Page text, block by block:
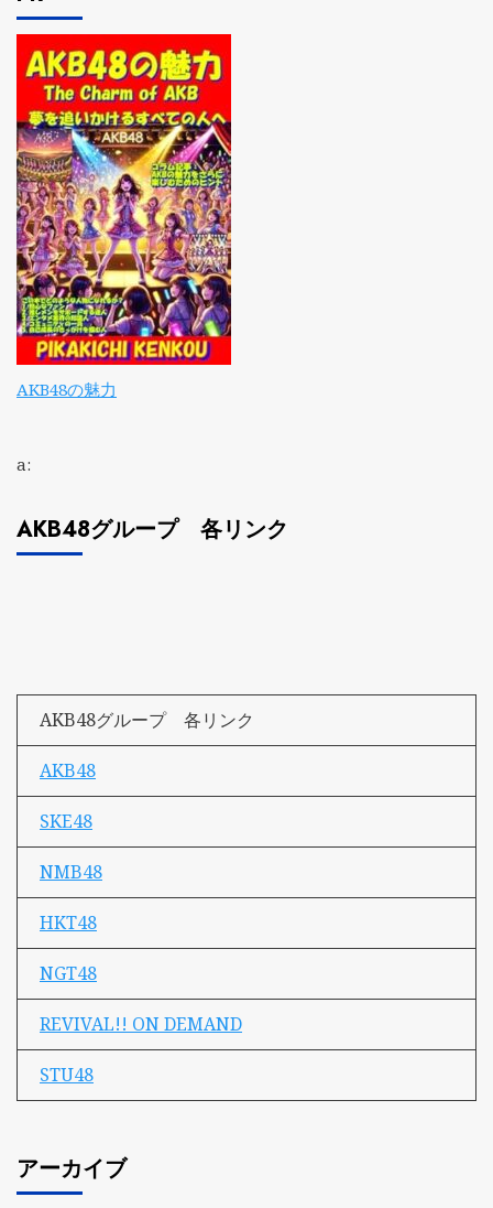
AKB48の魅力
a:
AKB48グループ 各リンク
AKB48グループ 各リンク
AKB48
SKE48
NMB48
HKT48
NGT48
REVIVAL!! ON DEMAND
STU48
アーカイブ